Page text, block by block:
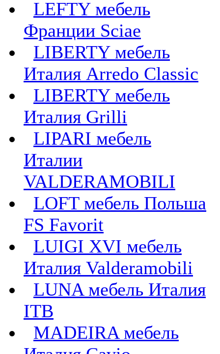
LEFTY мебель
Франции Sciae
LIBERTY мебель
Италия Arredo Classic
LIBERTY мебель
Италия Grilli
LIPARI мебель
Италии
VALDERAMOBILI
LOFT мебель Польша
FS Favorit
LUIGI XVI мебель
Италия Valderamobili
LUNA мебель Италия
ITB
MADEIRA мебель